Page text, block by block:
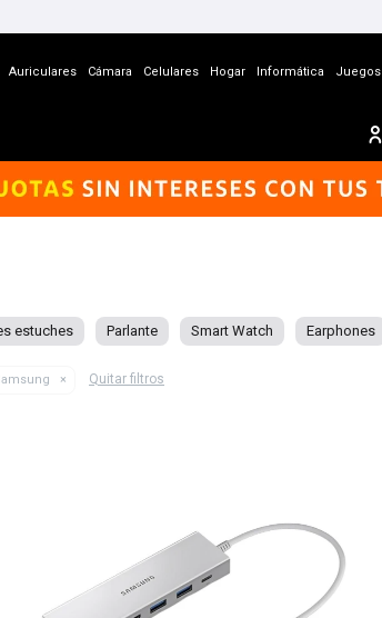
Auriculares Cámara Celulares Hogar Informática Juegos
estuches Parlante Smart Watch Earphones
Quitar filtros